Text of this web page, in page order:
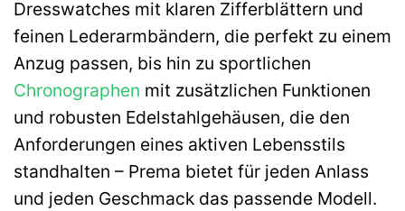
Dresswatches mit klaren Zifferblättern und
feinen Lederarmbändern, die perfekt zu einem
Anzug passen, bis hin zu sportlichen
Chronographen mit zusätzlichen Funktionen
und robusten Edelstahlgehäusen, die den
Anforderungen eines aktiven Lebensstils
standhalten – Prema bietet für jeden Anlass
und jeden Geschmack das passende Modell.